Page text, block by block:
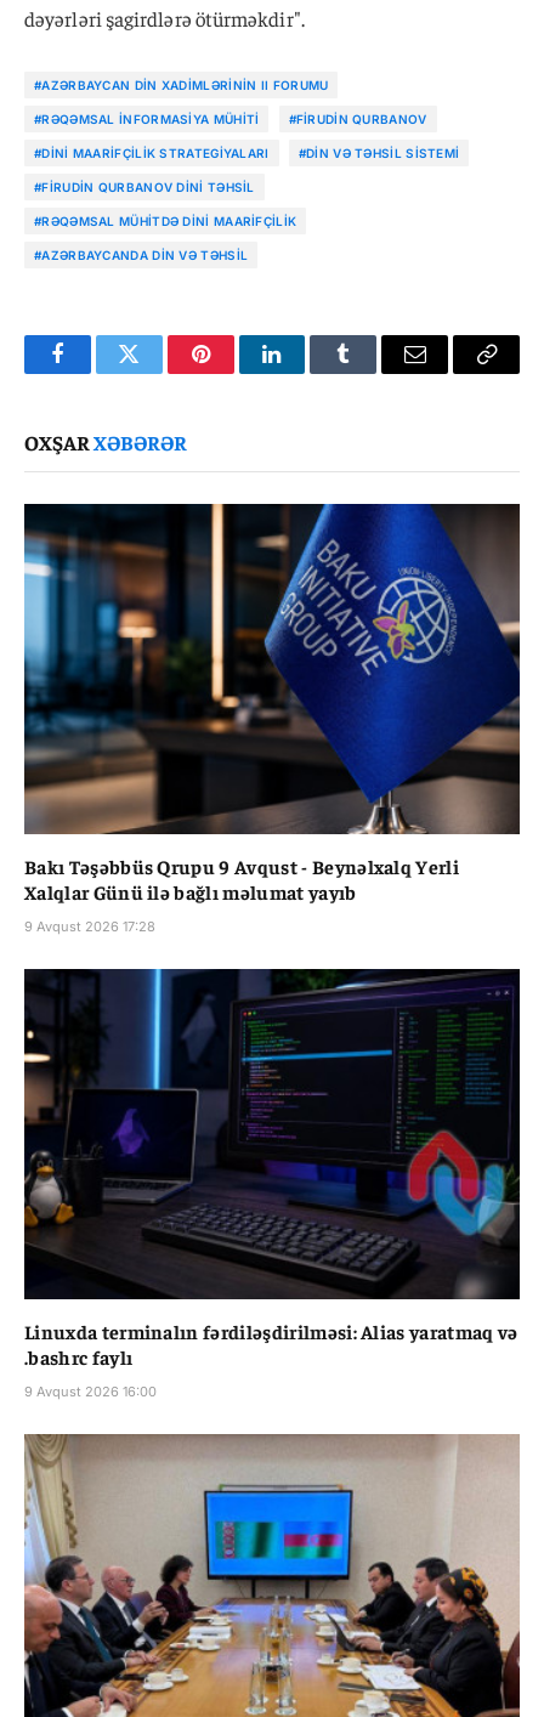
dəyərləri şagirdlərə ötürməkdir".
#AZƏRBAYCAN DIN XADIMLƏRININ II FORUMU
#RƏQƏMSAL INFORMASIYA MÜHITI #FIRUDIN QURBANOV
#DINI MAARIFÇILIK STRATEGIYALARI #DIN VƏ TƏHSIL SISTEMI
#FIRUDIN QURBANOV DINI TƏHSIL
#RƏQƏMSAL MÜHITDƏ DINI MAARIFÇILIK
#AZƏRBAYCANDA DIN VƏ TƏHSIL
FacebookTwitter PinterestLinkedInTumblr Email
Copy
OXŞARXƏBƏRƏR
Bakı Təşəbbüs Qrupu 9 Avqust - Beynəlxalq Yerli
Xalqlar Günü ilə bağlı məlumat yayıb
9 Avqust 2026 17:28
Linuxda terminalın fərdiləşdirilməsi: Alias yaratmaq və
.bashrc faylı
9 Avqust 2026 16:00